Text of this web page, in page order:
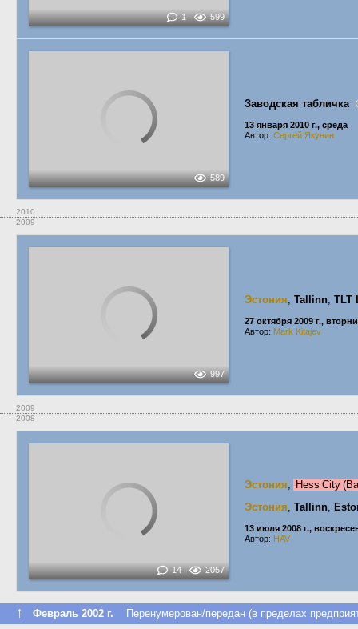
1 599
589
Заводская табличка
13 января 2010 г., среда
Автор: Сергей Якунин
2010
2009
997
Эстония, Tallinn, TLT
27 октября 2009 г.,
Автор: Mark Kitajev
2009
2008
14 2057
Эстония, Hess City
Эстония, Tallinn,
13 июля 2008 г.,
Автор: HAV
↑ Февраль 2002 г. Перенумерован/передан (в пределах